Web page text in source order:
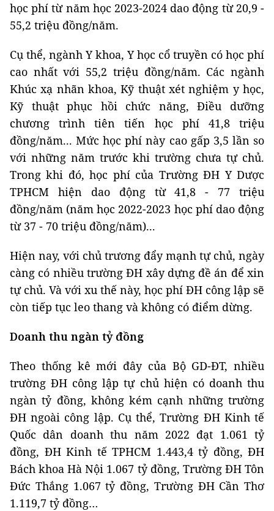
học phí từ năm học 2023-2024 dao động từ 20,9 -
55,2 triệu đồng/năm.
Cụ thể, ngành Y khoa, Y học cổ truyền có học phí
cao nhất với 55,2 triệu đồng/năm. Các ngành
Khúc xạ nhãn khoa, Kỹ thuật xét nghiệm y học,
Kỹ thuật phục hồi chức năng, Điều dưỡng
chương trình tiên tiến học phí 41,8 triệu
đồng/năm... Mức học phí này cao gấp 3,5 lần so
với những năm trước khi trường chưa tự chủ.
Trong khi đó, học phí của Trường ĐH Y Dược
TPHCM hiện dao động từ 41,8 - 77 triệu
đồng/năm (năm học 2022-2023 học phí dao động
từ 37 - 70 triệu đồng/năm)...
Hiện nay, với chủ trương đẩy mạnh tự chủ, ngày
càng có nhiều trường ĐH xây dựng đề án để xin
tự chủ. Và với xu thế này, học phí ĐH công lập sẽ
còn tiếp tục leo thang và không có điểm dừng.
Doanh thu ngàn tỷ đồng
Theo thống kê mới đây của Bộ GD-ĐT, nhiều
trường ĐH công lập tự chủ hiện có doanh thu
ngàn tỷ đồng, không kém cạnh những trường
ĐH ngoài công lập. Cụ thể, Trường ĐH Kinh tế
Quốc dân doanh thu năm 2022 đạt 1.061 tỷ
đồng, ĐH Kinh tế TPHCM 1.443,4 tỷ đồng, ĐH
Bách khoa Hà Nội 1.067 tỷ đồng, Trường ĐH Tôn
Đức Thắng 1.067 tỷ đồng, Trường ĐH Cần Thơ
1.119,7 tỷ đồng…